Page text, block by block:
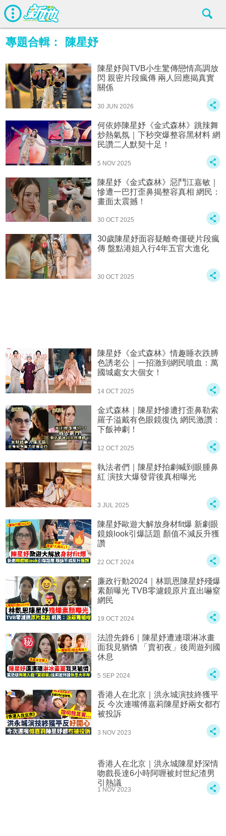
專題合輯： 陳星妤
陳星妤與TVB小生驚傳戀情高調放
閃 親密片段瘋傳 兩人回應揭真實
關係
30 JUN 2026
何依婷陳星妤《金式森林》跳辣舞
炒熱氣氛｜下秒突爆整容黑材料 網
民讚二人默契十足！
5 NOV 2025
陳星妤《金式森林》惡鬥江嘉敏｜
慘遭一巴打歪鼻揭整容真相 網民：
畫面太震撼！
30 OCT 2025
30歲陳星妤面容疑離奇僵硬片段瘋
傳 盤點港姐入行4年五官大進化
30 OCT 2025
陳星妤《金式森林》情趣睡衣跌膊
色誘老公｜一招激到網民噴血：萬
國城處女大個女！
14 OCT 2025
金式森林｜陳星妤慘遭打歪鼻勒索
羅子溢戴有色眼鏡復仇 網民激讚：
下飯神劇！
12 OCT 2025
執法者們｜陳星妤拍劇喊到眼腫鼻
紅 演技大爆發背後真相曝光
3 JUL 2025
陳星妤歐遊大解放身材fit爆 新劇眼
鏡娘look引爆話題 顏值不減反升獲
讚
22 OCT 2024
廉政行動2024｜林凱恩陳星妤殘爆
素顏曝光 TVB零濾鏡原片直出嚇窒
網民
19 OCT 2024
法證先鋒6｜陳星妤遭連環淋冰畫
面我見猶憐 「賣初夜」後周遊列國
休息
5 SEP 2024
香港人在北京｜洪永城演技終獲平
反 今次連嘴傅嘉莉陳星妤兩女都冇
被投訴
3 NOV 2023
香港人在北京｜洪永城陳星妤深情
吻戲長達6小時阿喱被封世紀渣男
引熱議
1 NOV 2023